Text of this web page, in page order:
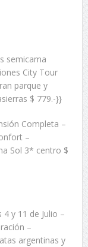
semicama
City Tour
parque y
$ 779.-}}
Completa –
–
Sol 3* centro $
y 11 de Julio –
–
argentinas y